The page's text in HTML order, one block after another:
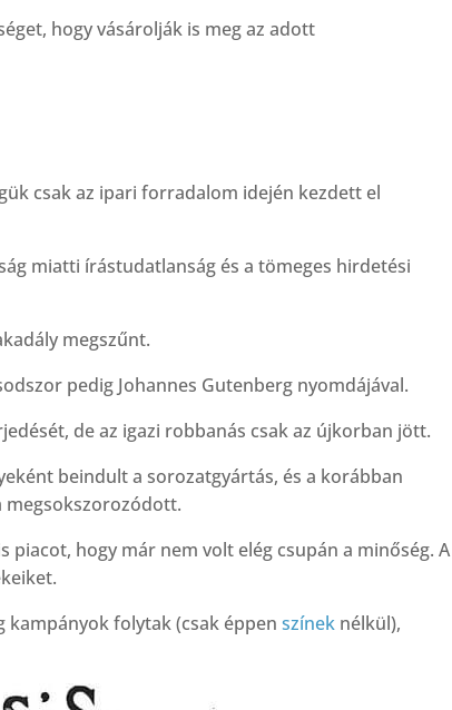
hogy vásárolják is meg az adott
csak az ipari forradalom idején kezdett el
miatti írástudatlanság és a tömeges hirdetési
megszűnt.
pedig Johannes Gutenberg nyomdájával.
de az igazi robbanás csak az újkorban jött.
beindult a sorozatgyártás, és a korábban
megsokszorozódott.
hogy már nem volt elég csupán a minőség. A
kampányok folytak (csak éppenszínek nélkül),